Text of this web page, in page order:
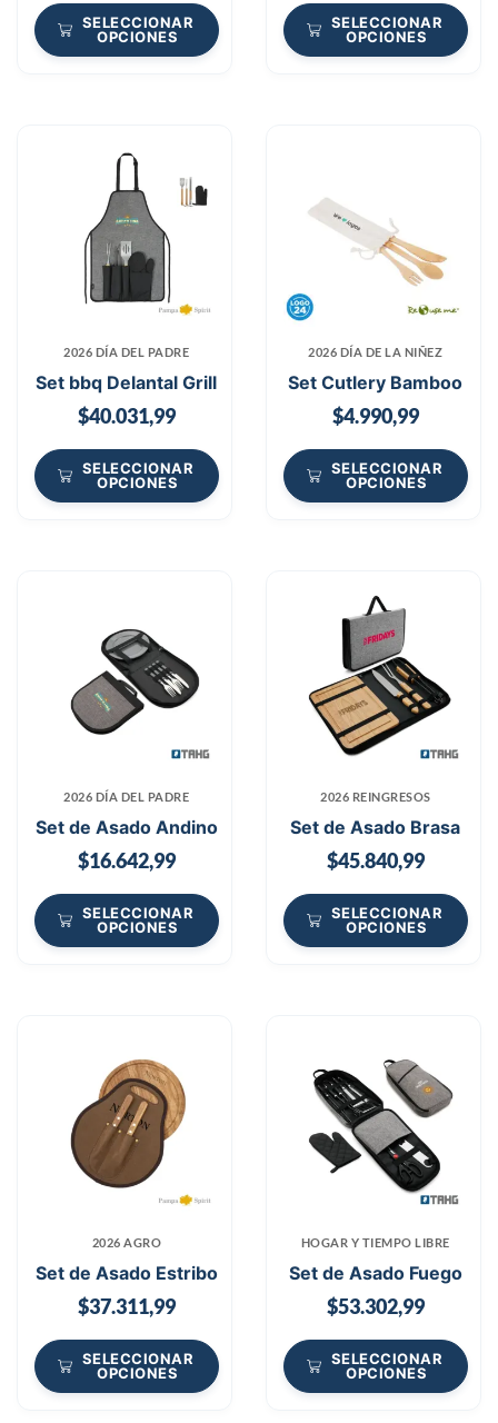
SELECCIONAR
OPCIONES
SELECCIONAR
OPCIONES
2026 DÍA DEL PADRE
Set bbq Delantal Grill
$40.031,99
SELECCIONAR
OPCIONES
2026 DÍA DE LA NIÑEZ
Set Cutlery Bamboo
$4.990,99
SELECCIONAR
OPCIONES
2026 DÍA DEL PADRE
Set de Asado Andino
$16.642,99
SELECCIONAR
OPCIONES
2026 REINGRESOS
Set de Asado Brasa
$45.840,99
SELECCIONAR
OPCIONES
2026 AGRO
Set de Asado Estribo
$37.311,99
SELECCIONAR
OPCIONES
HOGAR Y TIEMPO LIBRE
Set de Asado Fuego
$53.302,99
SELECCIONAR
OPCIONES